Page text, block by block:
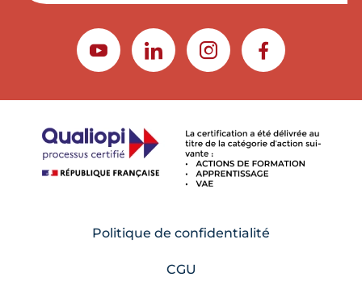
YOUTUBELINKEDININSTAGRAMFACEBOOK
Politique de confidentialité
CGU